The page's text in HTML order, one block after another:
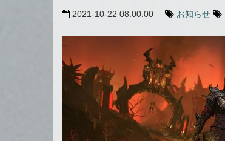
2021-10-22 08:00:00 お知らせ